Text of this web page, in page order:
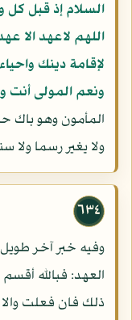
السلام إذ قبل كل
اللهم لاعهد الا
لإقامة دينك
ونعم المولى أنت
المأمون وهو باك
ولا يغير رسما ولا
٦٣٤
وفيه خبر آخر
العهد: فبالله
ذلك فان فعلت